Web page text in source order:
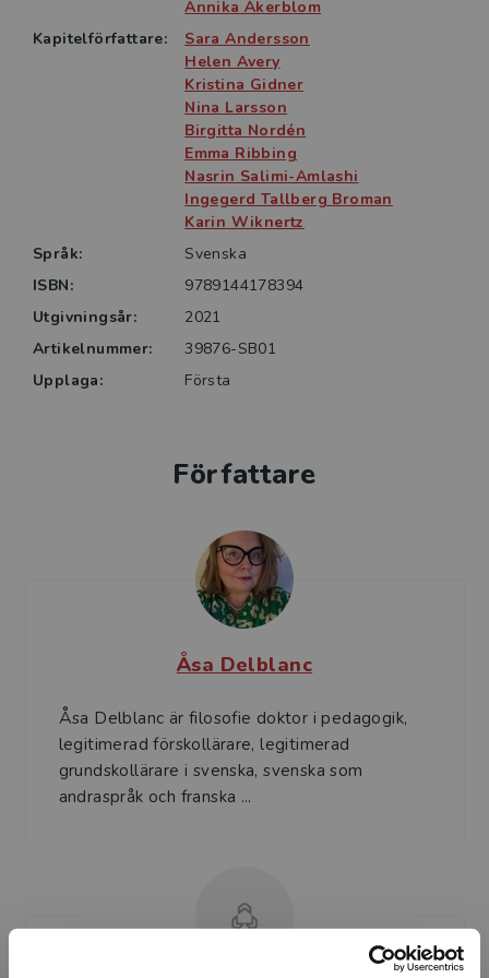
vårdnadshavare och samhällets övriga aktörer, som
ett sätt att skapa nya möjligheter.
Boken vänder sig till studenter på
förskollärarutbildningen och verksamma i förskola
samt till alla som är intresserade av frågor kopplade
till utveckling av förskolans praktik.
Annika Åkerblom
Kapitelförfattare:
Sara Andersson
Helen Avery
Kristina Gidner
Nina Larsson
Birgitta Nordén
Emma Ribbing
Nasrin Salimi-Amlashi
Ingegerd Tallberg Broman
Karin Wiknertz
Språk:
Svenska
ISBN:
9789144178394
Utgivningsår:
2021
Artikelnummer:
39876-SB01
Upplaga:
Första
Författare
Åsa Delblanc
Åsa Delblanc är filosofie doktor i pedagogik,
legitimerad förskollärare, legitimerad
grundskollärare i svenska, svenska som
andraspråk och franska ...